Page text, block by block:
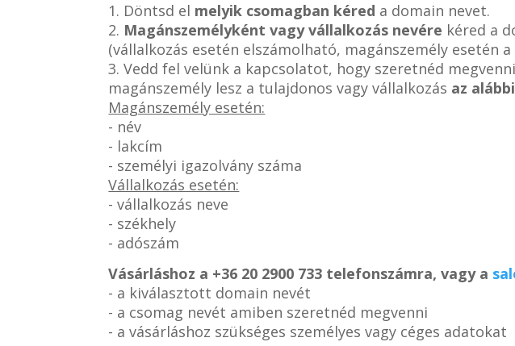
1. Döntsd el melyik csomagban kéred a domain nevet.
2. Magánszemélyként vagy vállalkozás nevére kéred a
(vállalkozás esetén elszámolható, magánszemély esetén
3. Vedd fel velünk a kapcsolatot, hogy szeretnéd
magánszemély lesz a tulajdonos vagy vállalkozás az
Magánszemély esetén:
- név
- lakcím
- személyi igazolvány száma
Vállalkozás esetén:
- vállalkozás neve
- székhely
- adószám
Vásárláshoz a +36 20 2900 733 telefonszámra, vagy a
- a kiválasztott domain nevét
- a csomag nevét amiben szeretnéd megvenni
- a vásárláshoz szükséges személyes vagy céges adatokat